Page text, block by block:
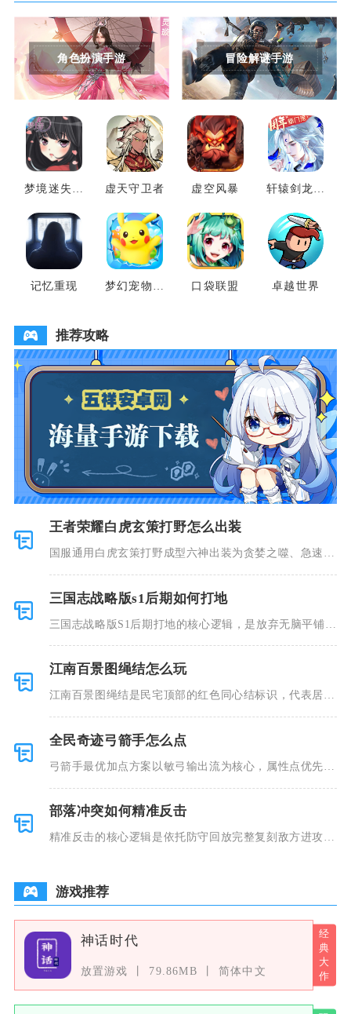
角色扮演手游 冒险解谜手游
梦境迷失之
虚天守卫者 虚空风暴
轩辕剑龙舞
记忆重现
梦幻宠物联
口袋联盟 卓越世界
推荐攻略
王者荣耀白虎玄策打野怎么出装
国服通用白虎玄策打野成型六神出装为贪婪之噬、急速战
三国志战略版s1后期如何打地
三国志战略版S1后期打地的核心逻辑，是放弃无脑平铺低
江南百景图绳结怎么玩
江南百景图绳结是民宅顶部的红色同心结标识，代表居民
全民奇迹弓箭手怎么点
弓箭手最优加点方案以敏弓输出流为核心，属性点优先满
部落冲突如何精准反击
精准反击的核心逻辑是依托防守回放完整复刻敌方进攻套
游戏推荐
神话时代
放置游戏 79.86MB 简体中文